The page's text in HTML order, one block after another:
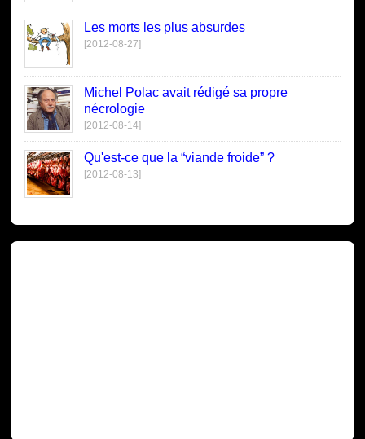
Les morts les plus absurdes
[2012-08-27]
Michel Polac avait rédigé sa propre
nécrologie
[2012-08-14]
Qu'est-ce que la “viande froide” ?
[2012-08-13]